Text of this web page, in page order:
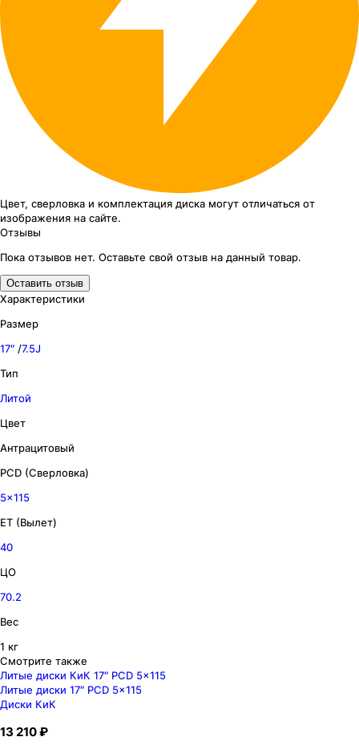
Цвет, сверловка и комплектация диска могут отличаться от
изображения на сайте.
Отзывы
Пока отзывов нет. Оставьте свой отзыв на данный товар.
Оставить отзыв
Характеристики
Размер
17″ /7.5J
Тип
Литой
Цвет
Антрацитовый
PCD (Сверловка)
5x115
ET (Вылет)
40
ЦО
70.2
Вес
1 кг
Смотрите также
Литые диски КиК 17″ PCD 5x115
Литые диски 17″ PCD 5x115
Диски КиК
13 210 ₽